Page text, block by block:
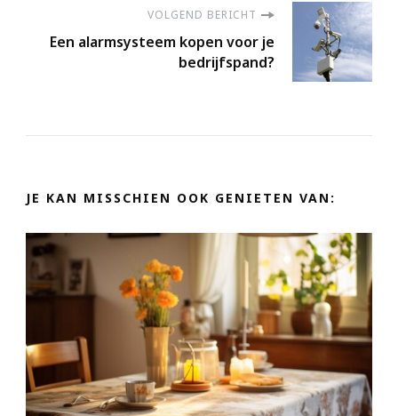
VOLGEND BERICHT
Een alarmsysteem kopen voor je
bedrijfspand?
JE KAN MISSCHIEN OOK GENIETEN VAN: